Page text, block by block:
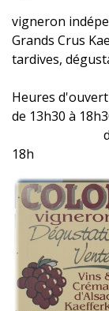
vigneron
Grands Crus
tardives,
Heures
de 13h30 à
dimanche:
18h